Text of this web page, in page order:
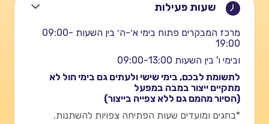
שעות פעילות
מרכז המבקרים פתוח בימי א׳-ה׳ בין השעות 09:00-
19:00
ובימי ו' בין השעות 09:00-13:00
לתשומת לבכם, בימי שישי ולעתים גם בימי חול לא
מתקיים ייצור במבה במפעל
(הסיור מהמם גם ללא צפייה בייצור)
*בחגים ומועדים שעות הפתיחה צפויות להשתנות.